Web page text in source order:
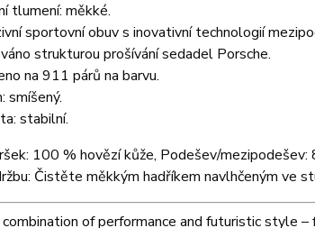
tlumení: měkké.
sportovní obuv s inovativní technologií
strukturou prošívání sedadel Porsche.
na 911 párů na barvu.
smíšený.
stabilní.
100 % hovězí kůže, Podešev/
Čistěte měkkým hadříkem navlhčeným ve
of performance and futuristic style